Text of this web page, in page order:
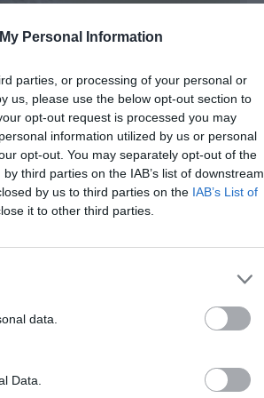
Personal Information
parties, or processing of your personal or
us, please use the below opt-out section to
opt-out request is processed you may
information utilized by us or personal
opt-out. You may separately opt-out of the
third parties on the IAB’s list of downstream
by us to third parties on the IAB’s List of
it to other third parties.
data.
Data.
03 (CROPPED), CC BY-SA 2.0,
23:00 opublikował uzasadnienie